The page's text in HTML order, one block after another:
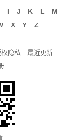
I J K L
M
X Y Z
权隐私
最近更新